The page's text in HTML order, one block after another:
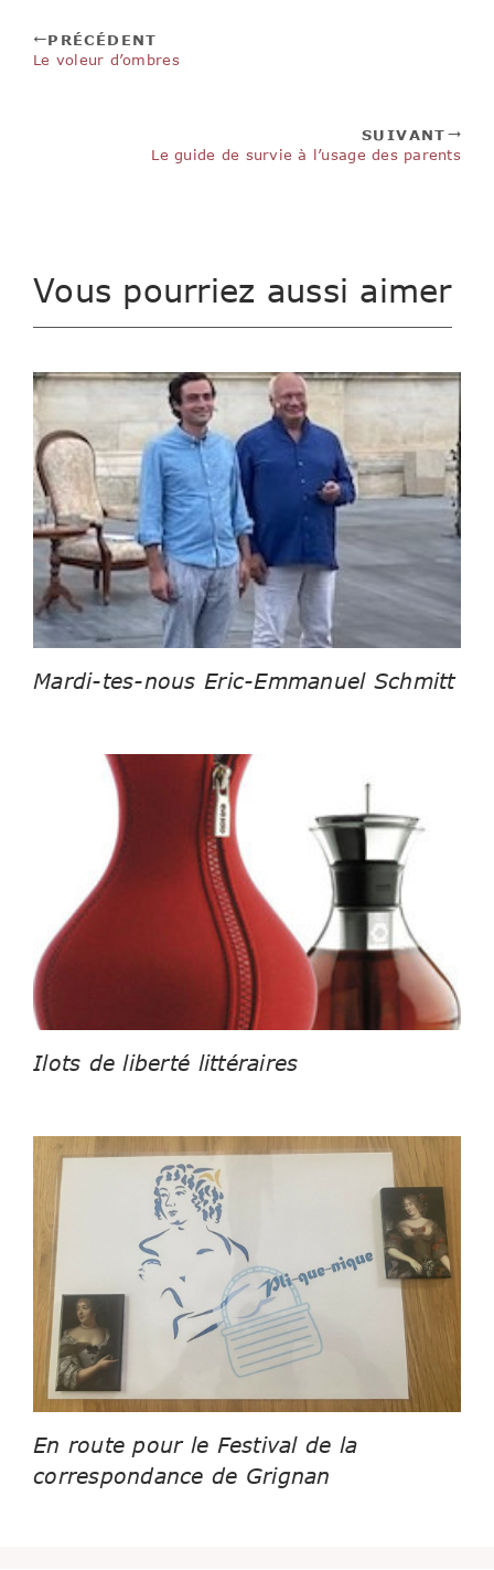
PRÉCÉDENT
Le voleur d’ombres
SUIVANT
Le guide de survie à l’usage des parents
Vous pourriez aussi aimer
Mardi-tes-nous Eric-Emmanuel Schmitt
Ilots de liberté littéraires
En route pour le Festival de la
correspondance de Grignan